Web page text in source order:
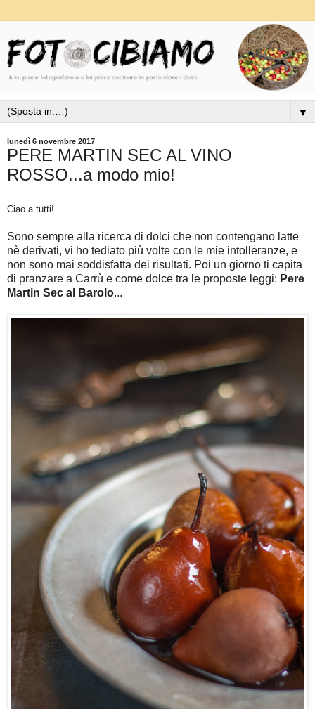
▼
lunedì 6 novembre 2017
PERE MARTIN SEC AL VINO
ROSSO...a modo mio!
Ciao a tutti!
Sono sempre alla ricerca di dolci che non contengano latte
nè derivati, vi ho tediato più volte con le mie intolleranze, e
non sono mai soddisfatta dei risultati. Poi un giorno ti capita
di pranzare a Carrù e come dolce tra le proposte leggi: Pere
Martin Sec al Barolo...